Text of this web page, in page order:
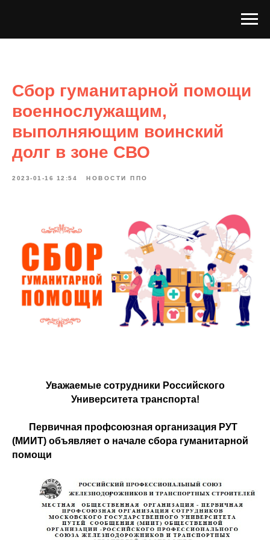
Сбор гуманитарной помощи
военнослужащим,
выполняющим воинский
долг в зоне СВО
2023-01-16 12:54 НОВОСТИ ППО
Уважаемые сотрудники Российского
Университета транспорта!
Первичная профсоюзная организация РУТ
(МИИТ) объявляет о начале сбора гуманитарной
помощи